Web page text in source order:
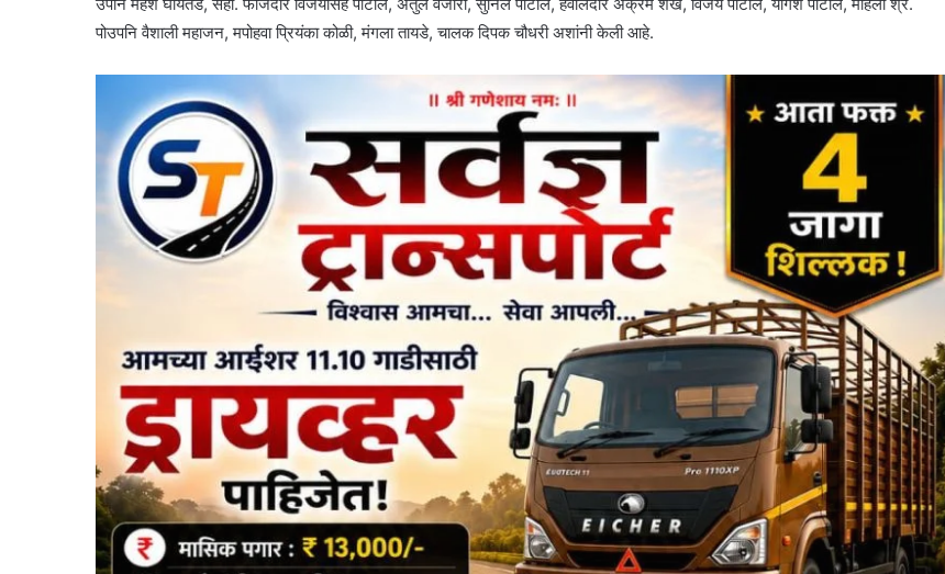
पोउपनि वैशाली महाजन, मपोहवा प्रियंका कोळी, मंगला तायडे, चालक दिपक चौधरी अशांनी केली आहे.